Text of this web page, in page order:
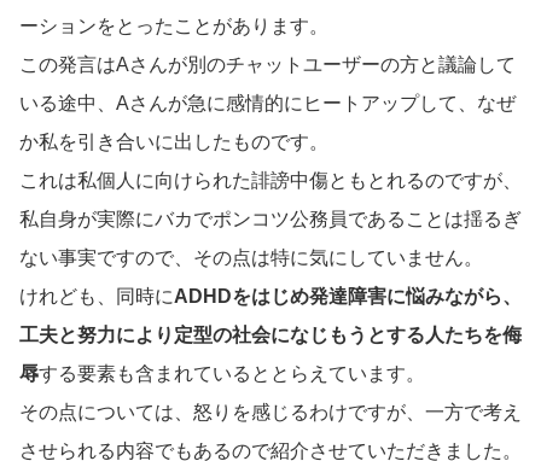
ーションをとったことがあります。
この発言はAさんが別のチャットユーザーの方と議論して
いる途中、Aさんが急に感情的にヒートアップして、なぜ
か私を引き合いに出したものです。
これは私個人に向けられた誹謗中傷ともとれるのですが、
私自身が実際にバカでポンコツ公務員であることは揺るぎ
ない事実ですので、その点は特に気にしていません。
けれども、同時にADHDをはじめ発達障害に悩みながら、
工夫と努力により定型の社会になじもうとする人たちを侮
辱する要素も含まれているととらえています。
その点については、怒りを感じるわけですが、一方で考え
させられる内容でもあるので紹介させていただきました。